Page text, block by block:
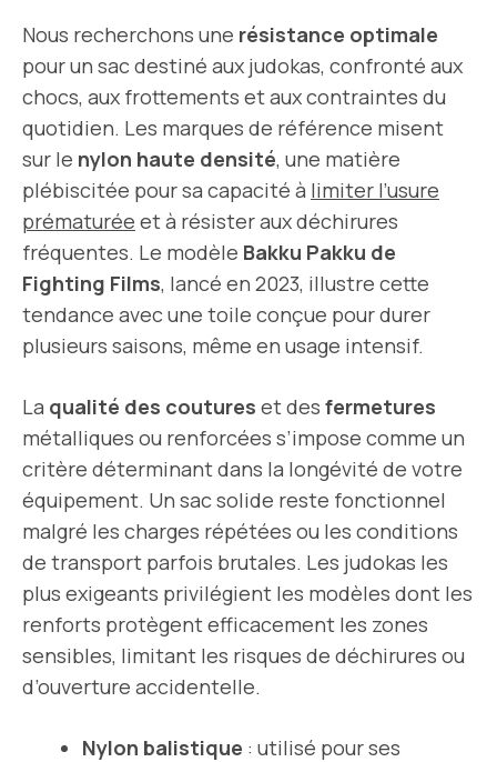
Nous recherchons une résistance optimale
pour un sac destiné aux judokas, confronté aux
chocs, aux frottements et aux contraintes du
quotidien. Les marques de référence misent
sur le nylon haute densité, une matière
plébiscitée pour sa capacité à limiter l’usure
prématurée et à résister aux déchirures
fréquentes. Le modèle Bakku Pakku de
Fighting Films, lancé en 2023, illustre cette
tendance avec une toile conçue pour durer
plusieurs saisons, même en usage intensif.
La qualité des coutures et des fermetures
métalliques ou renforcées s’impose comme un
critère déterminant dans la longévité de votre
équipement. Un sac solide reste fonctionnel
malgré les charges répétées ou les conditions
de transport parfois brutales. Les judokas les
plus exigeants privilégient les modèles dont les
renforts protègent efficacement les zones
sensibles, limitant les risques de déchirures ou
d’ouverture accidentelle.
Nylon balistique : utilisé pour ses